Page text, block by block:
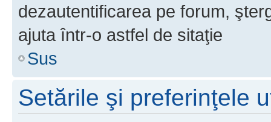
dezautentificarea pe forum,
ajuta într-o astfel de sitaţie
Sus
Setările şi preferinţele